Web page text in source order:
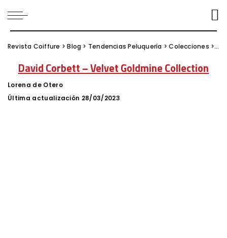
Revista Coiffure >Blog > Tendencias Peluquería >Colecciones >
David Corbett – Velvet Goldmine Collection
Posted
by
Lorena de Otero
Última actualización 28/03/2023